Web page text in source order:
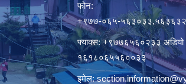
फोन:
+९७७-०६५-
फ्याक्स: +९७७६५६०२३३ अडियो
१६१८०६५५६००३३
इमेल: